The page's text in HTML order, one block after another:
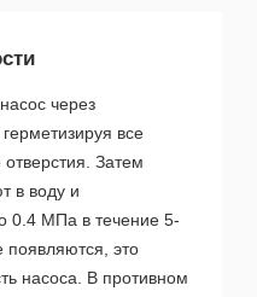
через
все
Затем
в воду и
0.4 МПа в течение 5-
появляются, это
насоса. В противном